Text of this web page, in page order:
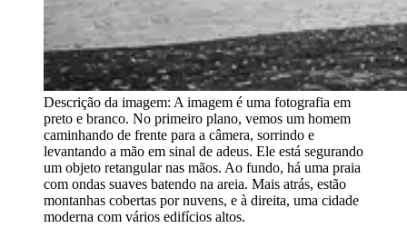
Descrição da imagem: A imagem é uma fotografia em
preto e branco. No primeiro plano, vemos um homem
caminhando de frente para a câmera, sorrindo e
levantando a mão em sinal de adeus. Ele está segurando
um objeto retangular nas mãos. Ao fundo, há uma praia
com ondas suaves batendo na areia. Mais atrás, estão
montanhas cobertas por nuvens, e à direita, uma cidade
moderna com vários edifícios altos.